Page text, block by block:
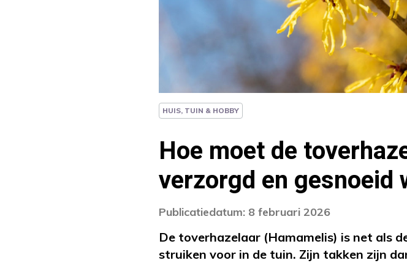
HUIS, TUIN & HOBBY
Hoe moet de
verzorgd en gesnoeid
Publicatiedatum: 8 februari 2026
De toverhazelaar (Hamamelis) is net als
struiken voor in de tuin. Zijn takken zijn